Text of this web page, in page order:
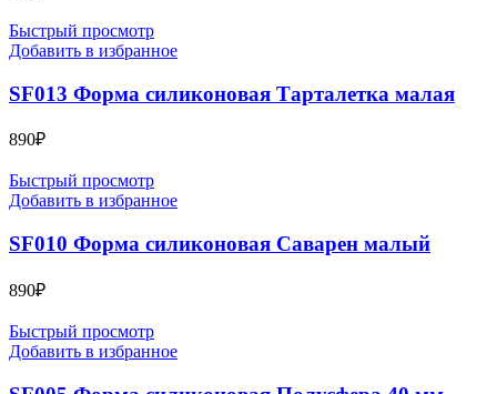
Быстрый просмотр
Добавить в избранное
SF013 Форма силиконовая Тарталетка малая
890₽
Быстрый просмотр
Добавить в избранное
SF010 Форма силиконовая Саварен малый
890₽
Быстрый просмотр
Добавить в избранное